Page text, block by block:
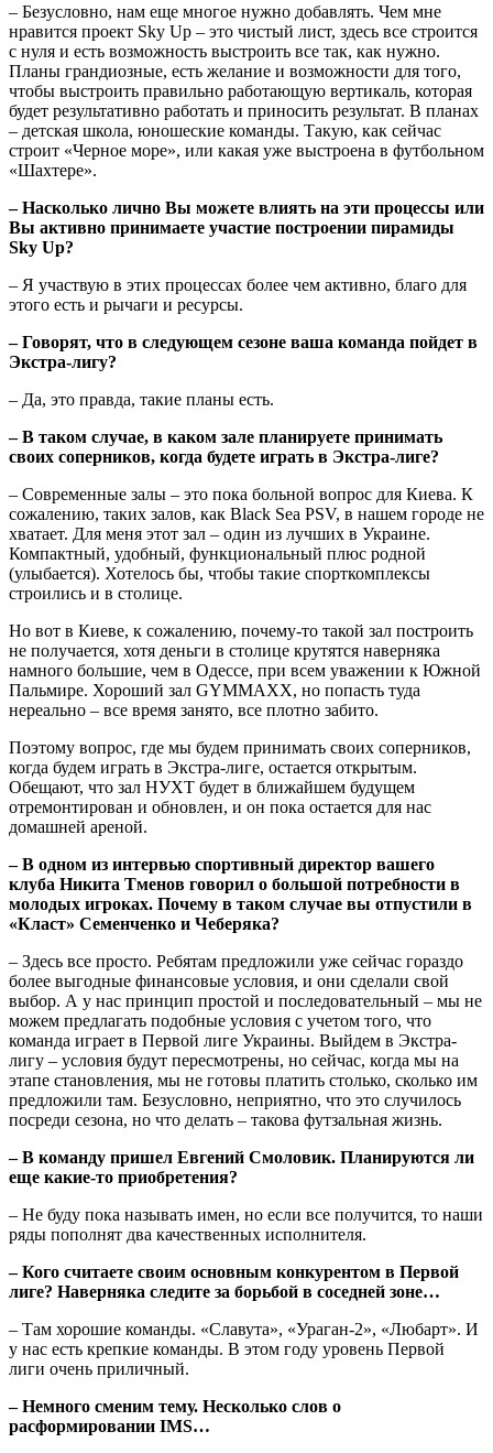
– Безусловно, нам еще многое нужно добавлять. Чем мне
нравится проект Sky Up – это чистый лист, здесь все строится
с нуля и есть возможность выстроить все так, как нужно.
Планы грандиозные, есть желание и возможности для того,
чтобы выстроить правильно работающую вертикаль, которая
будет результативно работать и приносить результат. В планах
– детская школа, юношеские команды. Такую, как сейчас
строит «Черное море», или какая уже выстроена в футбольном
«Шахтере».
– Насколько лично Вы можете влиять на эти процессы или
Вы активно принимаете участие построении пирамиды
Sky Up?
– Я участвую в этих процессах более чем активно, благо для
этого есть и рычаги и ресурсы.
– Говорят, что в следующем сезоне ваша команда пойдет в
Экстра-лигу?
– Да, это правда, такие планы есть.
– В таком случае, в каком зале планируете принимать
своих соперников, когда будете играть в Экстра-лиге?
– Современные залы – это пока больной вопрос для Киева. К
сожалению, таких залов, как Black Sea PSV, в нашем городе не
хватает. Для меня этот зал – один из лучших в Украине.
Компактный, удобный, функциональный плюс родной
(улыбается). Хотелось бы, чтобы такие спорткомплексы
строились и в столице.
Но вот в Киеве, к сожалению, почему-то такой зал построить
не получается, хотя деньги в столице крутятся наверняка
намного большие, чем в Одессе, при всем уважении к Южной
Пальмире. Хороший зал GYMMAXX, но попасть туда
нереально – все время занято, все плотно забито.
Поэтому вопрос, где мы будем принимать своих соперников,
когда будем играть в Экстра-лиге, остается открытым.
Обещают, что зал НУХТ будет в ближайшем будущем
отремонтирован и обновлен, и он пока остается для нас
домашней ареной.
– В одном из интервью спортивный директор вашего
клуба Никита Тменов говорил о большой потребности в
молодых игроках. Почему в таком случае вы отпустили в
«Класт» Семенченко и Чеберяка?
– Здесь все просто. Ребятам предложили уже сейчас гораздо
более выгодные финансовые условия, и они сделали свой
выбор. А у нас принцип простой и последовательный – мы не
можем предлагать подобные условия с учетом того, что
команда играет в Первой лиге Украины. Выйдем в Экстра-
лигу – условия будут пересмотрены, но сейчас, когда мы на
этапе становления, мы не готовы платить столько, сколько им
предложили там. Безусловно, неприятно, что это случилось
посреди сезона, но что делать – такова футзальная жизнь.
– В команду пришел Евгений Смоловик. Планируются ли
еще какие-то приобретения?
– Не буду пока называть имен, но если все получится, то наши
ряды пополнят два качественных исполнителя.
– Кого считаете своим основным конкурентом в Первой
лиге? Наверняка следите за борьбой в соседней зоне…
– Там хорошие команды. «Славута», «Ураган-2», «Любарт». И
у нас есть крепкие команды. В этом году уровень Первой
лиги очень приличный.
– Немного сменим тему. Несколько слов о
расформировании IMS…